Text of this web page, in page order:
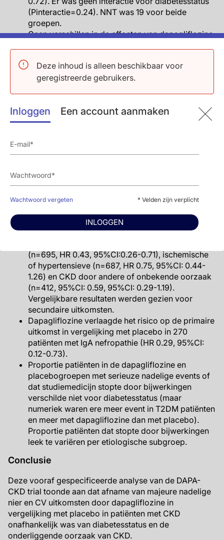
Deze inhoud is alleen beschikbaar voor
geregistreerde gebruikers.
Inloggen Een account aanmaken
Wachtwoord vergeten * Velden zijn verplicht
INLOGGEN
(Pinteractie=0.24). NNT was 19 voor beide
groepen.
Geen verschillen in de effecten van dapagliflozine
samengestelde uitkomst van chronische dialyse,
niertransplantatie en nier-gerelateerde sterfte voor
secundaire nier-specifieke samengestelde
uitkomst (aanhoudende eGFR afname ≥50%,
sterfte) werd waargenomen in patiënten met en
zonder T2DM. Ook voor de samengestelde
hartfalen; of voor de uitkomst van sterfte door alle
oorzaken werd geen effect van medicatie voor
diabetesstatus waargenomen.
samengestelde uitkomst was consistent in
patiënten met diabetische nefropathie (n=2510, HR
(n=695, HR 0.43, 95%CI:0.26-0.71), ischemische
of hypertensieve (n=687, HR 0.75, 95%CI: 0.44-
1.26) en CKD door andere of onbekende oorzaak
(n=412, 95%CI: 0.59, 95%CI: 0.29-1.19).
Vergelijkbare resultaten werden gezien voor
secundaire uitkomsten.
Dapagliflozine verlaagde het risico op de primaire
uitkomst in vergelijking met placebo in 270
patiënten met IgA nefropathie (HR 0.29, 95%CI:
0.12-0.73).
Proportie patiënten in de dapagliflozine en
placebogroepen met serieuze nadelige events of
dat studiemedicijn stopte door bijwerkingen
verschilde niet voor diabetesstatus (maar
numeriek waren ere meer event in T2DM patiënten
en meer met dapagliflozine dan met placebo).
Proportie patiënten dat stopte door bijwerkingen
leek te variëren per etiologische subgroep.
Conclusie
Deze vooraf gespecificeerde analyse van de DAPA-
CKD trial toonde aan dat afname van majeure nadelige
nier en CV uitkomsten door dapagliflozine in
vergelijking met placebo in patiënten met CKD
onafhankelijk was van diabetesstatus en de
onderliggende oorzaak van CKD.